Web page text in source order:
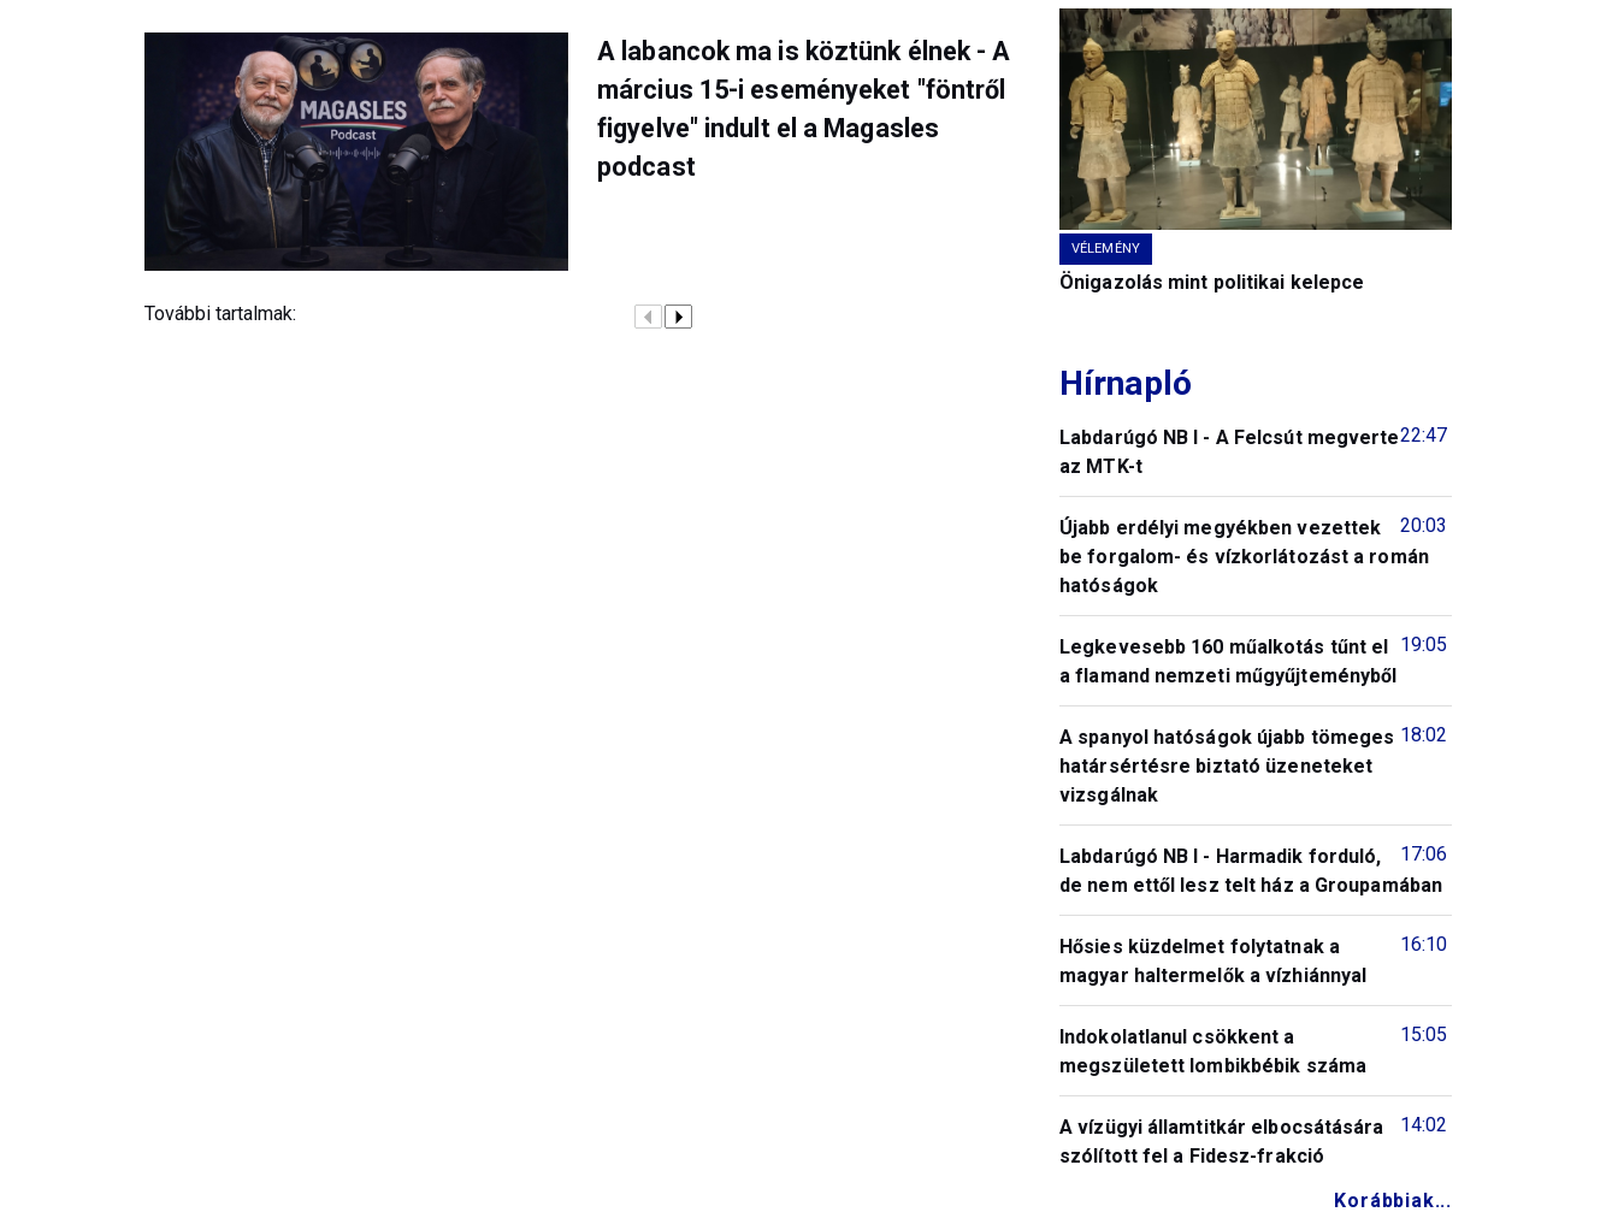
A labancok ma is köztünk élnek - A
március 15-i eseményeket "föntről
figyelve" indult el a Magasles
podcast
További tartalmak:
VÉLEMÉNY
Önigazolás mint politikai kelepce
Hírnapló
22:47
Labdarúgó NB I - A Felcsút megverte
az MTK-t
20:03
Újabb erdélyi megyékben vezettek
be forgalom- és vízkorlátozást a román
hatóságok
19:05
Legkevesebb 160 műalkotás tűnt el
a flamand nemzeti műgyűjteményből
18:02
A spanyol hatóságok újabb tömeges
határsértésre biztató üzeneteket
vizsgálnak
17:06
Labdarúgó NB I - Harmadik forduló,
de nem ettől lesz telt ház a Groupamában
16:10
Hősies küzdelmet folytatnak a
magyar haltermelők a vízhiánnyal
15:05
Indokolatlanul csökkent a
megszületett lombikbébik száma
14:02
A vízügyi államtitkár elbocsátására
szólított fel a Fidesz-frakció
Korábbiak...